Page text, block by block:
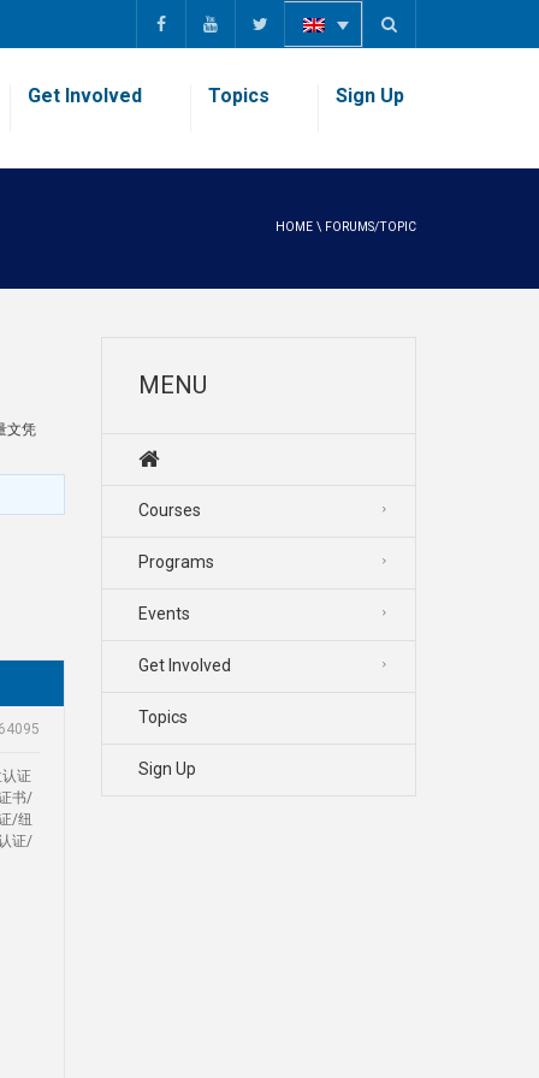
Get Involved Topics Sign Up
HOME \ FORUMS/TOPIC
文凭
证
书/
/纽
证/
MENU
Courses
Programs
Events
Get Involved
Topics
Sign Up